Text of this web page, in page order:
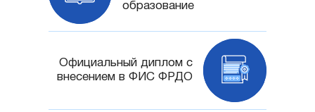
образование
Официальный диплом с
внесением в ФИС ФРДО